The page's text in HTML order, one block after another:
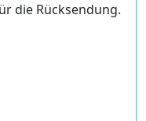
die Rücksendung.